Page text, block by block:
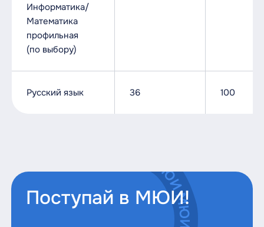
Информатика/
Математика
профильная
(по выбору)
Русский язык 36 100
Поступай в МЮИ!